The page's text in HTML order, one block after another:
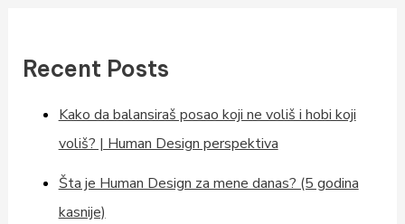
Recent Posts
Kako da balansiraš posao koji ne voliš i hobi koji
voliš? | Human Design perspektiva
Šta je Human Design za mene danas? (5 godina
kasnije)